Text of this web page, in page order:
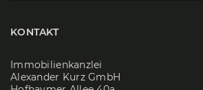
KONTAKT
Immobilienkanzlei
Alexander Kurz GmbH